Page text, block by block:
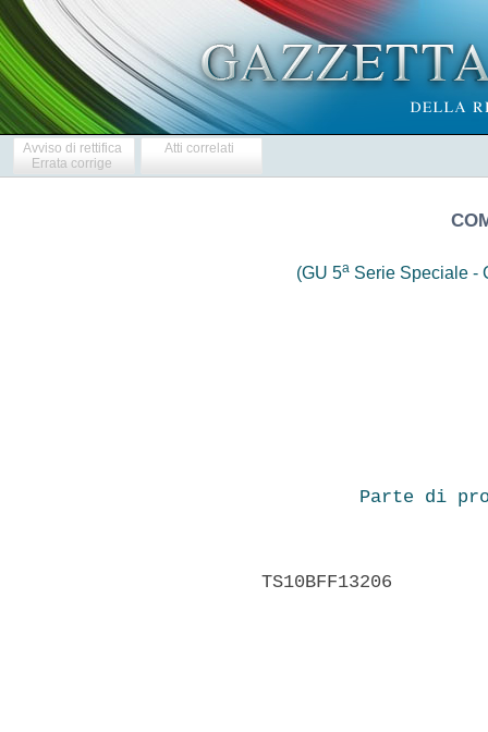
Avviso di rettifica
Errata corrige
Atti correlati
(GU 5a Serie Speciale -
Parte di